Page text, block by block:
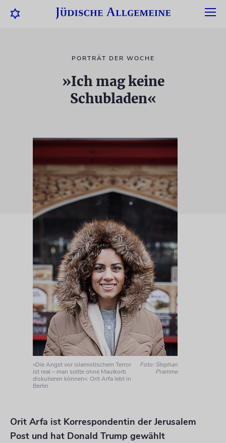
PORTRÄT DER WOCHE
»Ich mag keine
Schubladen«
»Die Angst vor islamistischem Terror
ist real – man sollte ohne Maulkorb
diskutieren können«: Orit Arfa lebt in
Berlin
Foto: Stephan
Pramme
Orit Arfa ist Korrespondentin der Jerusalem
Post und hat Donald Trump gewählt